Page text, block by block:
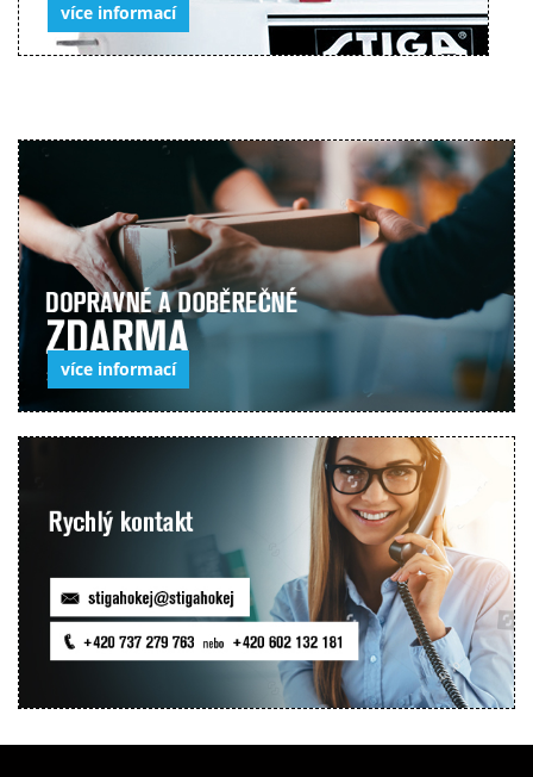
více informací
více informací